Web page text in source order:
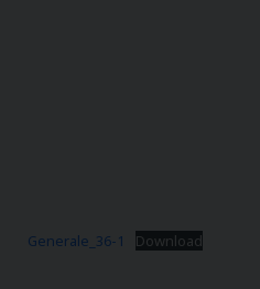
Generale_36-1 Download